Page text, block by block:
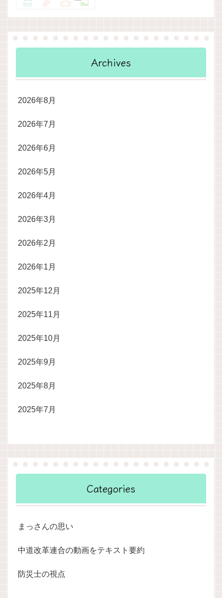
Archives
2026年8月
2026年7月
2026年6月
2026年5月
2026年4月
2026年3月
2026年2月
2026年1月
2025年12月
2025年11月
2025年10月
2025年9月
2025年8月
2025年7月
Categories
まっさんの思い
中道改革連合の動画をテキスト要約
防災士の視点